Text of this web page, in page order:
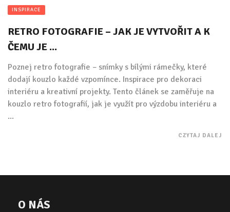
INSPIRACE
RETRO FOTOGRAFIE – JAK JE VYTVOŘIT A K
ČEMU JE ...
Poznej retro fotografie – snímky s bílými rámečky, které
dodají kouzlo každé vzpomínce. Inspirace pro dekoraci
interiéru a kreativní projekty. Tento článek se zaměřuje na
kouzlo retro fotografií, jak je využít pro výzdobu interiéru a
...
CZYTAJ DALEJ
O NÁS